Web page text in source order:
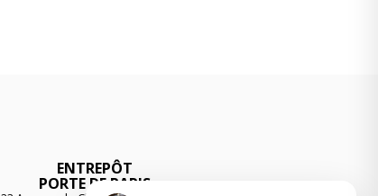
ENTREPÔT
PORTE DE PARIS